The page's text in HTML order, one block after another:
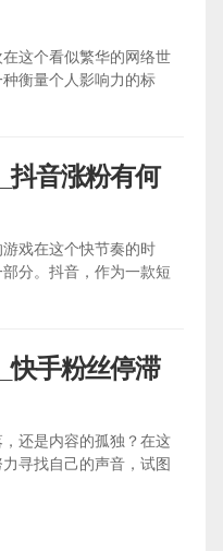
这个看似繁华的网络世
衡量个人影响力的标
抖音涨粉有何
戏在这个快节奏的时
分。抖音，作为一款短
快手粉丝停滞
还是内容的孤独？在这
寻找自己的声音，试图